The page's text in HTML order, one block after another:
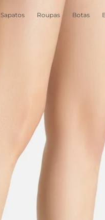
Sapatos Roupas Botas